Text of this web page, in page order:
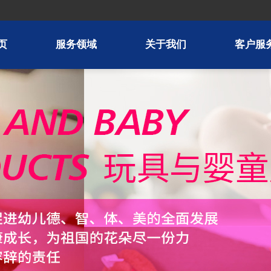
服务领域 关于我们 客户服